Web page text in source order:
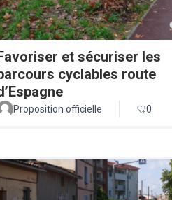
et sécuriser les
cyclables route
Proposition officielle 0